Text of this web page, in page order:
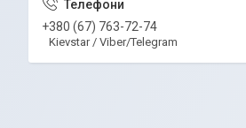
+380 (67) 763-72-74
Kievstar / Viber/Telegram